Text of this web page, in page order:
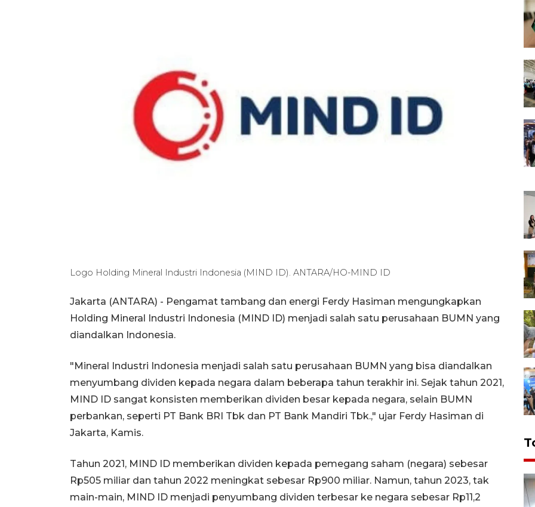
Logo Holding Mineral Industri Indonesia (MIND ID). ANTARA/HO-MIND ID
Jakarta (ANTARA) - Pengamat tambang dan energi Ferdy Hasiman mengungkapkan
Holding Mineral Industri Indonesia (MIND ID) menjadi salah satu perusahaan BUMN yang
diandalkan Indonesia.
"Mineral Industri Indonesia menjadi salah satu perusahaan BUMN yang bisa diandalkan
menyumbang dividen kepada negara dalam beberapa tahun terakhir ini. Sejak tahun 2021,
MIND ID sangat konsisten memberikan dividen besar kepada negara, selain BUMN
perbankan, seperti PT Bank BRI Tbk dan PT Bank Mandiri Tbk.," ujar Ferdy Hasiman di
Jakarta, Kamis.
Tahun 2021, MIND ID memberikan dividen kepada pemegang saham (negara) sebesar
Rp505 miliar dan tahun 2022 meningkat sebesar Rp900 miliar. Namun, tahun 2023, tak
main-main, MIND ID menjadi penyumbang dividen terbesar ke negara sebesar Rp11,2